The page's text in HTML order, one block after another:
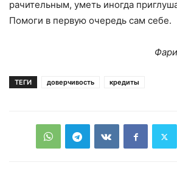
рачительным, уметь иногда
Помоги в первую очередь сам себе.
ТЕГИ доверчивость кредиты